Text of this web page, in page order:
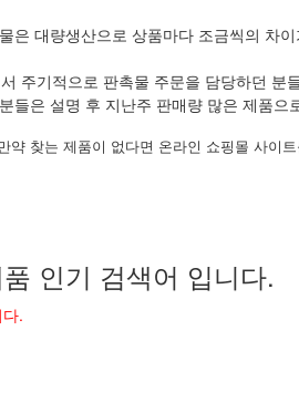
은 대량생산으로 상품마다 조금씩의 차
주기적으로 판촉물 주문을 담당하던 분
들은 설명 후 지난주 판매량 많은 제품으
약 찾는 제품이 없다면 온라인 쇼핑몰 사이
인기 검색어 입니다.
.